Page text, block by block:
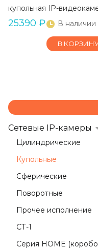
купольная IP-
25390 ₽ В наличии
В
Сетевые IP-камеры
Цилиндрические
Купольные
Сферические
Поворотные
Прочее исполнение
СТ-1
Серия HOME